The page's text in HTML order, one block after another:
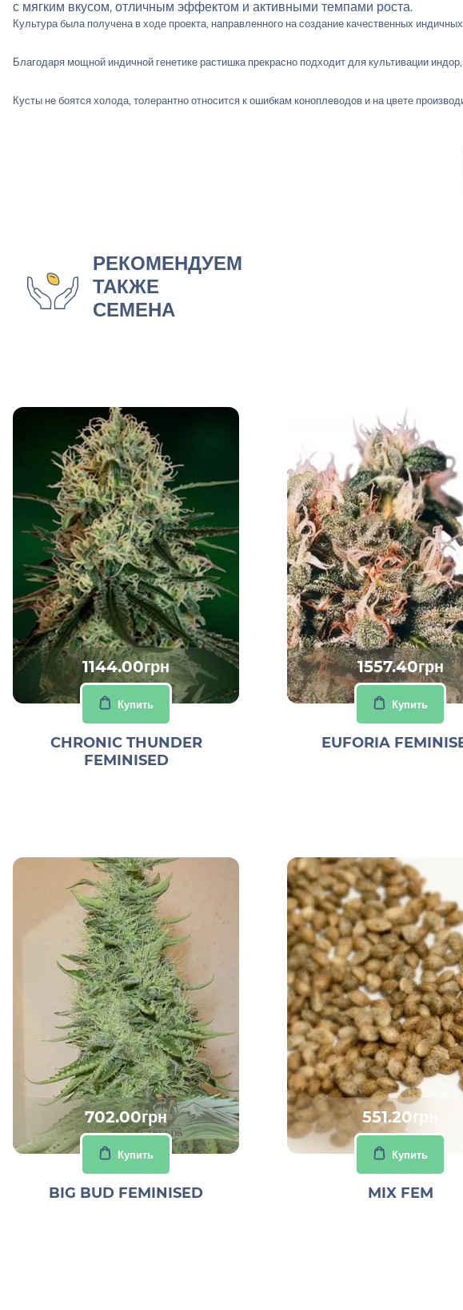
с мягким вкусом, отличным эффектом и активными темпами роста.
Культура была получена в ходе проекта, направленного на создание качественных
Благодаря мощной индичной генетике растишка прекрасно подходит для культивации
Кусты не боятся холода, толерантно относится к ошибкам коноплеводов и на цвете
РЕКОМЕНДУЕМ
ТАКЖЕ
СЕМЕНА
1144.00грн
Купить
CHRONIC THUNDER
FEMINISED
1557.40грн
Купить
EUFORIA
702.00грн
Купить
BIG BUD FEMINISED
551.20грн
Купить
MIX FEM